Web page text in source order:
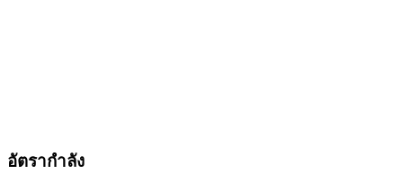
อัตรากำลัง